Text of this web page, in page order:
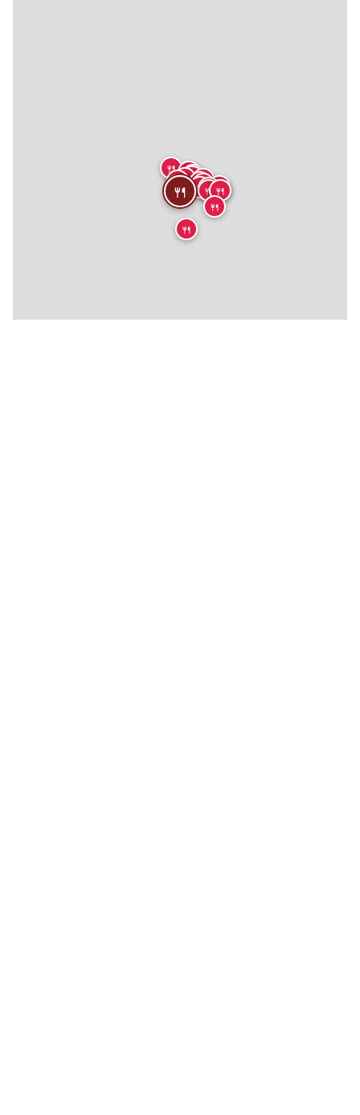
🍴
🍴
🍴🍴🍴
🍴
🍴
🍴
🍴
🍴
🍴
🍴
🍴
🍴
🍴
🍴
🍴
🍴
🍴
🍴